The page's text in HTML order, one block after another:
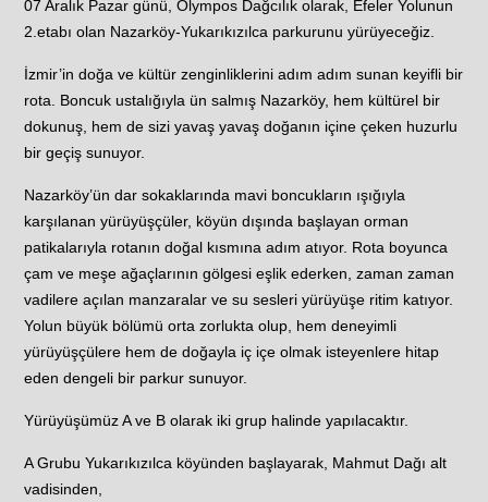
07 Aralık Pazar günü, Olympos Dağcılık olarak, Efeler Yolunun
2.etabı olan Nazarköy-Yukarıkızılca parkurunu yürüyeceğiz.
İzmir’in doğa ve kültür zenginliklerini adım adım sunan keyifli bir
rota. Boncuk ustalığıyla ün salmış Nazarköy, hem kültürel bir
dokunuş, hem de sizi yavaş yavaş doğanın içine çeken huzurlu
bir geçiş sunuyor.
Nazarköy’ün dar sokaklarında mavi boncukların ışığıyla
karşılanan yürüyüşçüler, köyün dışında başlayan orman
patikalarıyla rotanın doğal kısmına adım atıyor. Rota boyunca
çam ve meşe ağaçlarının gölgesi eşlik ederken, zaman zaman
vadilere açılan manzaralar ve su sesleri yürüyüşe ritim katıyor.
Yolun büyük bölümü orta zorlukta olup, hem deneyimli
yürüyüşçülere hem de doğayla iç içe olmak isteyenlere hitap
eden dengeli bir parkur sunuyor.
Yürüyüşümüz A ve B olarak iki grup halinde yapılacaktır.
A Grubu Yukarıkızılca köyünden başlayarak, Mahmut Dağı alt
vadisinden,